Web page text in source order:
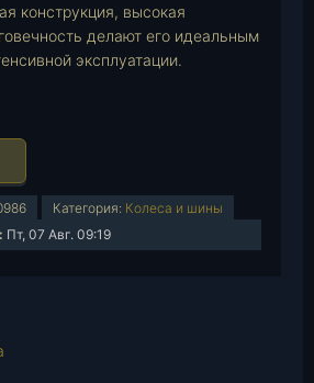
конструкция, высокая
делают его идеальным
эксплуатации.
Категория: Колеса и шины
Пт, 07 Авг. 09:19